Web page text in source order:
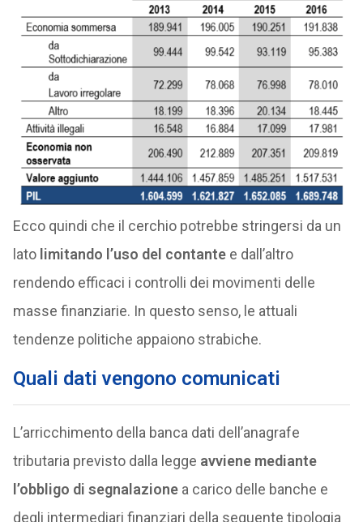
Ecco quindi che il cerchio potrebbe stringersi da un
latolimitando l’uso del contantee dall’altro
rendendo efficaci i controlli dei movimenti delle
masse finanziarie. In questo senso, le attuali
tendenze politiche appaiono strabiche.
Quali dati vengono comunicati
L’arricchimento della banca dati dell’anagrafe
tributaria previsto dalla legge avviene mediante
l’obbligo di segnalazionea carico delle banche e
degli intermediari finanziari della seguente tipologia